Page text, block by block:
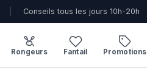
Conseils tous les jours 10h-20h
Rongeurs Fantail Promotions